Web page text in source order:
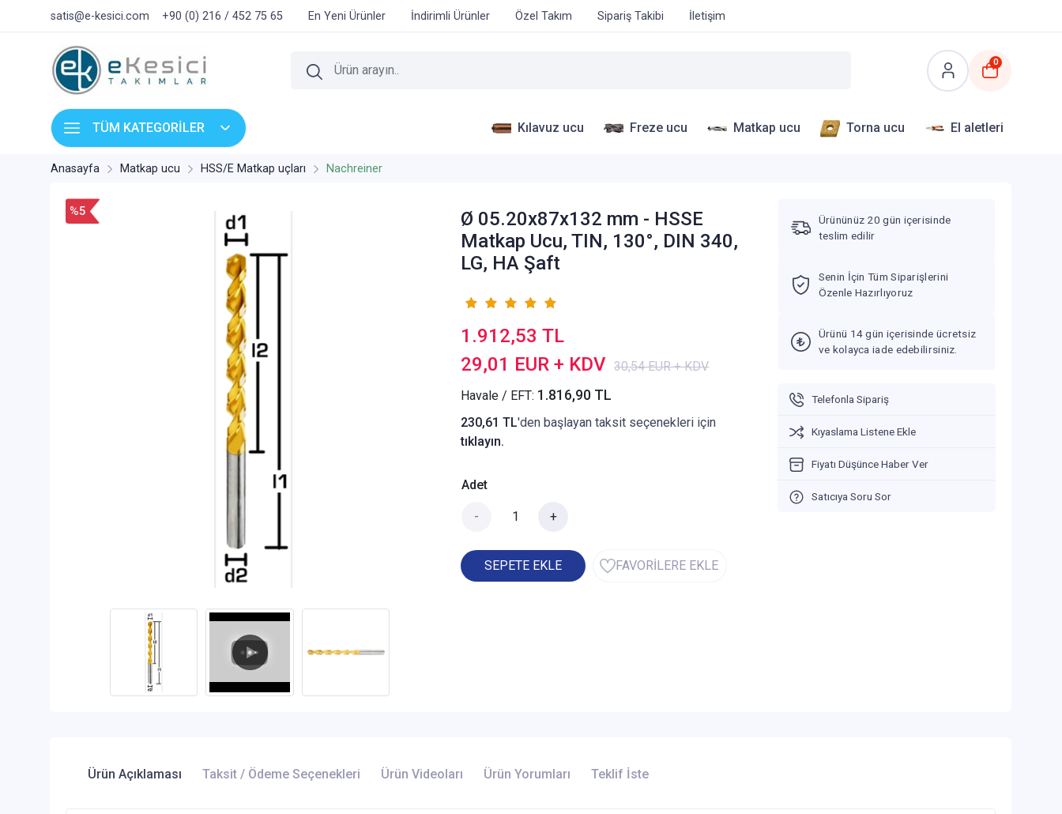
satis@e-kesici.com +90 (0) 216 / 452 75 65 En Yeni Ürünler İndirimli Ürünler Özel Takım Sipariş Takibi İletişim
0
TÜM KATEGORİLER Kılavuz ucu Freze ucu Matkap ucu Torna ucu El aletleri
Anasayfa Matkap ucu HSS/E Matkap uçları Nachreiner
%5
Ø 05.20x87x132 mm - HSSE
Matkap Ucu, TIN, 130°, DIN 340,
LG, HA Şaft
1.912,53 TL
29,01 EUR + KDV 30,54 EUR + KDV
Havale / EFT: 1.816,90 TL
230,61 TL'den başlayan taksit seçenekleri için
tıklayın.
Adet
- +
SEPETE EKLE FAVORİLERE EKLE
Ürününüz 20 gün içerisinde
teslim edilir
Senin İçin Tüm Siparişlerini
Özenle Hazırlıyoruz
Ürünü 14 gün içerisinde ücretsiz
ve kolayca iade edebilirsiniz.
Telefonla Sipariş
Kıyaslama Listene Ekle
Fiyatı Düşünce Haber Ver
Satıcıya Soru Sor
Ürün Açıklaması Taksit / Ödeme Seçenekleri Ürün Videoları Ürün Yorumları Teklif İste